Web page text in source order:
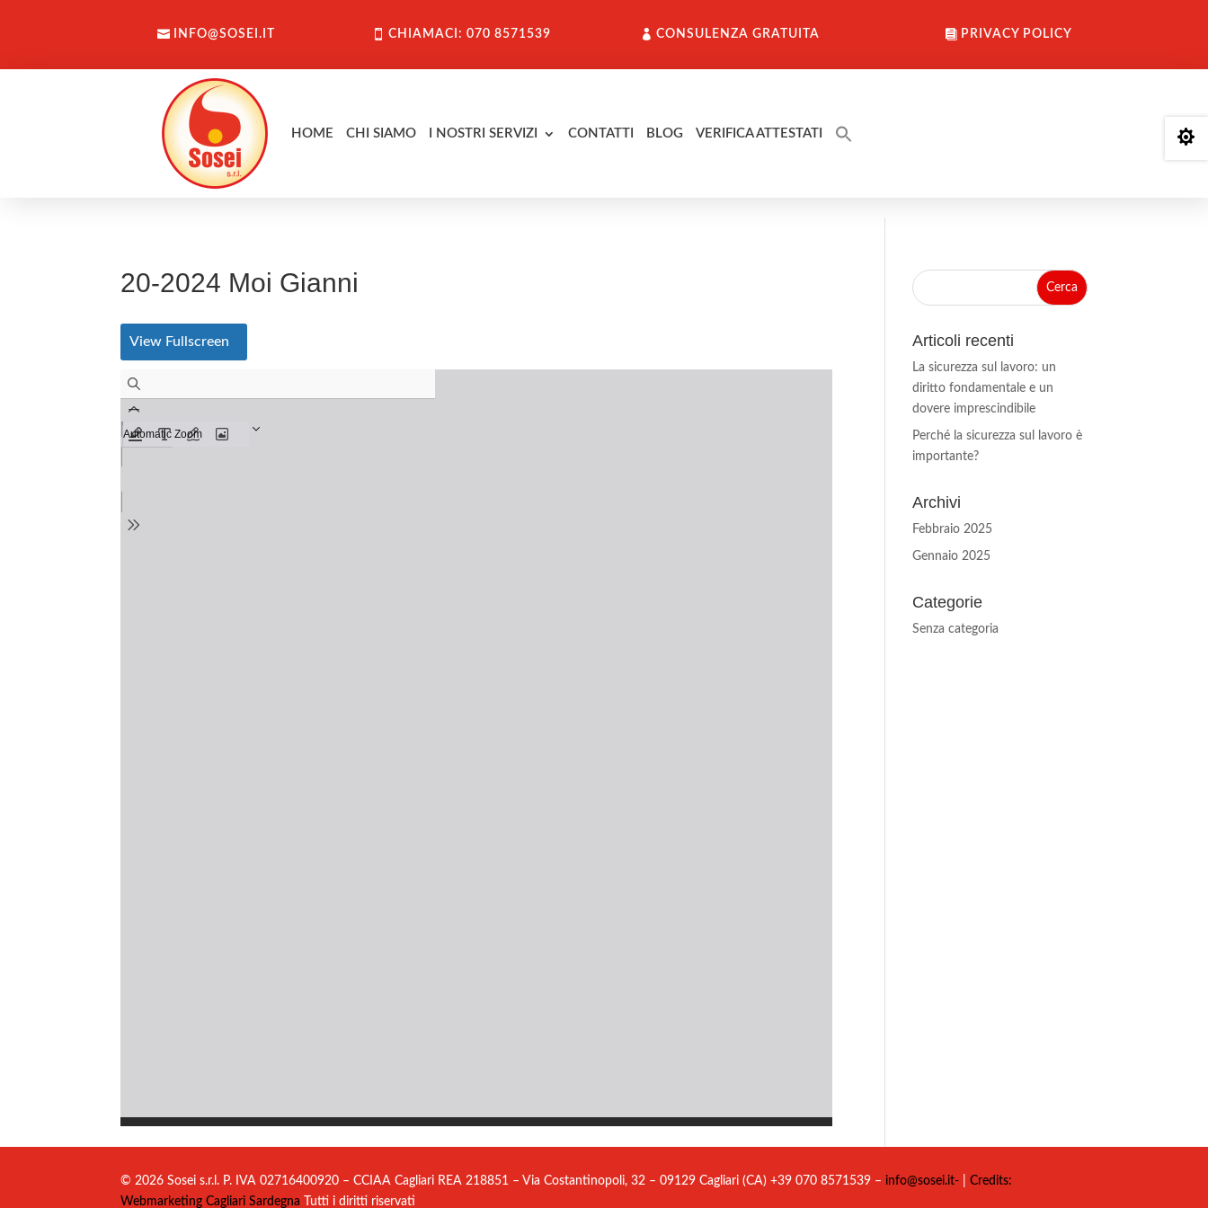
INFO@SOSEI.IT CHIAMACI: 070 8571539 CONSULENZA GRATUITA PRIVACY POLICY
HOME CHI SIAMO I NOSTRI SERVIZI CONTATTI BLOG VERIFICA ATTESTATI
20-2024 Moi Gianni
View Fullscreen Articoli recenti
La sicurezza sul lavoro: un
diritto fondamentale e un
dovere imprescindibile
Perché la sicurezza sul lavoro è
importante?
Archivi
Febbraio 2025
Gennaio 2025
Categorie
Senza categoria
© 2026 Sosei s.r.l. P. IVA 02716400920 – CCIAA Cagliari REA 218851 – Via Costantinopoli, 32 – 09129 Cagliari (CA) +39 070 8571539 – info@sosei.it-
Credits:
Webmarketing Cagliari Sardegna
Tutti i diritti riservati
